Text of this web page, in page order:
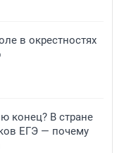
в окрестностях
конец? В стране
ЕГЭ — почему